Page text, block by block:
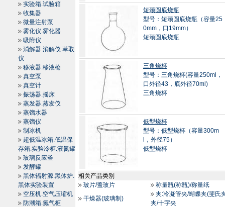
实验箱.试验箱
收集器
微量注射泵
雾化仪.雾化器
吸附仪
消解器.消解仪.萃取
仪
移液器.移液枪
真空泵
真空计
振荡器.摇床
蒸发器.蒸发仪
蒸馏水器
蒸馏仪
制冰机
超低温冰箱.低温保
存箱.实验冷柜.液氮罐
玻璃反应釜
发酵罐
黑体辐射源.黑体炉.
黑体实验装置
空压机.空气压缩机
防潮箱.氮气柜
短颈圆底烧瓶
型号：短颈圆底烧瓶（容量25
0mm，口19mm）
短颈圆底烧瓶
三角烧杯
型号：三角烧杯(容量250ml，
口外径43，底外径70ml)
三角烧杯
低型烧杯
型号：低型烧杯（容量300m
l，外径75）
低型烧杯
相关产品类别
玻片/盖玻片
称量瓶(称瓶)/称量纸
干燥器(玻璃制)
夹:冷凝管夹/蝴蝶夹(斐氏
夹/十字夹